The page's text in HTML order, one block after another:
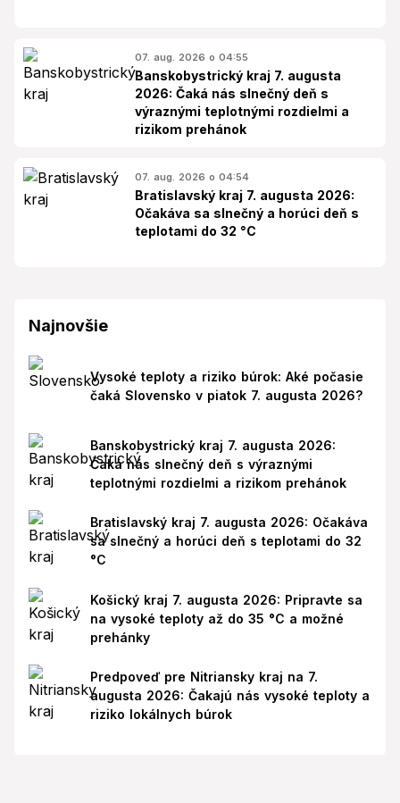
07. aug. 2026 o 04:55
Banskobystrický kraj 7. augusta
2026: Čaká nás slnečný deň s
výraznými teplotnými rozdielmi a
rizikom prehánok
07. aug. 2026 o 04:54
Bratislavský kraj 7. augusta 2026:
Očakáva sa slnečný a horúci deň s
teplotami do 32 °C
Najnovšie
Vysoké teploty a riziko búrok: Aké počasie
čaká Slovensko v piatok 7. augusta 2026?
Banskobystrický kraj 7. augusta 2026:
Čaká nás slnečný deň s výraznými
teplotnými rozdielmi a rizikom prehánok
Bratislavský kraj 7. augusta 2026: Očakáva
sa slnečný a horúci deň s teplotami do 32
°C
Košický kraj 7. augusta 2026: Pripravte sa
na vysoké teploty až do 35 °C a možné
prehánky
Predpoveď pre Nitriansky kraj na 7.
augusta 2026: Čakajú nás vysoké teploty a
riziko lokálnych búrok